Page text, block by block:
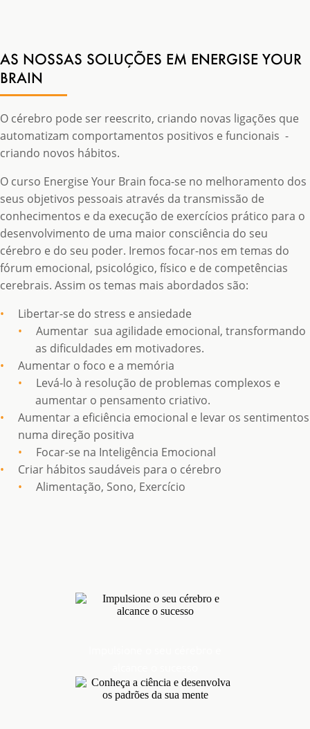
AS NOSSAS SOLUÇÕES EM ENERGISE YOUR
BRAIN
O cérebro pode ser reescrito, criando novas ligações que
automatizam comportamentos positivos e funcionais -
criando novos hábitos.
O curso Energise Your Brain foca-se no melhoramento dos
seus objetivos pessoais através da transmissão de
conhecimentos e da execução de exercícios prático para o
desenvolvimento de uma maior consciência do seu
cérebro e do seu poder. Iremos focar-nos em temas do
fórum emocional, psicológico, físico e de competências
cerebrais. Assim os temas mais abordados são:
Libertar-se do stress e ansiedade
Aumentar sua agilidade emocional, transformando
as dificuldades em motivadores.
Aumentar o foco e a memória
Levá-lo à resolução de problemas complexos e
aumentar o pensamento criativo.
Aumentar a eficiência emocional e levar os sentimentos
numa direção positiva
Focar-se na Inteligência Emocional
Criar hábitos saudáveis para o cérebro
Alimentação, Sono, Exercício